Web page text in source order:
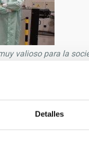
Detalles
valioso para la